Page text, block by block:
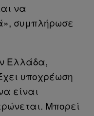
να
συμπλήρωσε
Ελλάδα,
υποχρέωση
είναι
Μπορεί